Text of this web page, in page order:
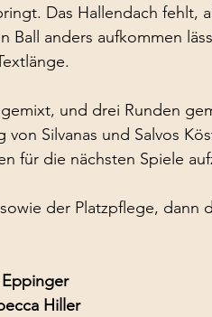
Das Hallendach fehlt,
Ball anders aufkommen
und drei Runden
Silvanas und Salvos
für die nächsten Spiele
der Platzpflege, dann
Hiller